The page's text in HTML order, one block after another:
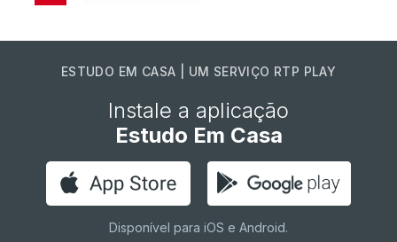
ESTUDO EM CASA | UM SERVIÇO RTP PLAY
Instale a aplicação
Estudo Em Casa
Disponível para iOS e Android.